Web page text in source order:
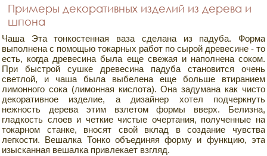
Примеры декоративных изделий из дерева и
шпона
Чаша Эта тонкостенная ваза сделана из падуба. Форма
выполнена с помощью токарных работ по сырой древесине - то
есть, когда древесина была еще свежая и наполнена соком.
При быстрой сушке древесина падуба становится очень
светлой, и чаша была выбелена еще больше втиранием
лимонного сока (лимонная кислота). Она задумана как чисто
декоративное изделие, а дизайнер хотел подчеркнуть
нежность дерева этим взлетом формы вверх. Белизна,
гладкость слоев и четкие чистые очертания, полученные на
токарном станке, вносят свой вклад в создание чувства
легкости. Вешалка Тонко объединяя форму и функцию, эта
изысканная вешалка привлекает взгляд.